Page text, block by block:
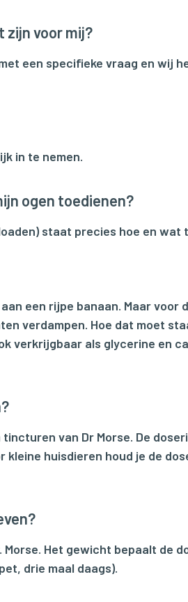
zijn voor mij?
een specifieke vraag en wij
in te nemen.
ogen toedienen?
staat precies hoe en wat
een rijpe banaan. Maar voor
verdampen. Hoe dat moet
verkrijgbaar als glycerine en
van Dr Morse. De
huisdieren houd je de
Het gewicht bepaalt de
drie maal daags).